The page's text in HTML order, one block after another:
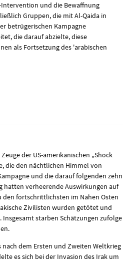
Intervention und die Bewaffnung
Gruppen, die mit Al-Qaida in
betrügerischen Kampagne
die darauf abzielte, diese
als Fortsetzung des 'arabischen
der US-amerikanischen „Shock
die den nächtlichen Himmel von
und die darauf folgenden zehn
hatten verheerende Auswirkungen auf
den fortschrittlichsten im Nahen Osten
Zivilisten wurden getötet und
starben Schätzungen zufolge
nach dem Ersten und Zweiten Weltkrieg
es sich bei der Invasion des Irak um